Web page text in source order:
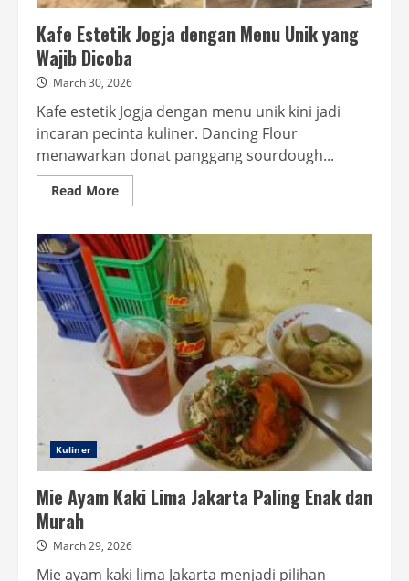
Kafe Estetik Jogja dengan Menu Unik yang
Wajib Dicoba
March 30, 2026
Kafe estetik Jogja dengan menu unik kini jadi
incaran pecinta kuliner. Dancing Flour
menawarkan donat panggang sourdough...
Read MoreRead
more
Estetik
Jogja
dengan
Menu
Unik
yang
Wajib
Dicoba
Kuliner
Mie Ayam Kaki Lima Jakarta Paling Enak dan
Murah
March 29, 2026
Mie ayam kaki lima Jakarta menjadi pilihan